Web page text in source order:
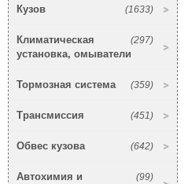
(1633)
Кузов
(297)
Климатическая
установка, омыватели
(359)
Тормозная система
(451)
Трансмиссия
(642)
Обвес кузова
(99)
Автохимия и